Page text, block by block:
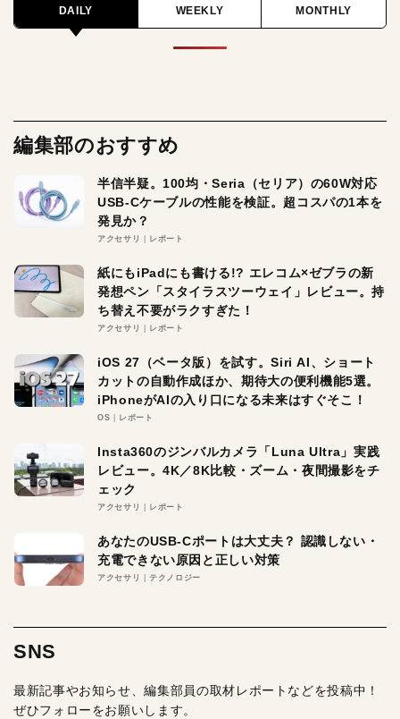
DAILY WEEKLY MONTHLY
編集部のおすすめ
半信半疑。100均・Seria（セリア）の60W対応
USB-Cケーブルの性能を検証。超コスパの1本を
発見か？
アクセサリ レポート
紙にもiPadにも書ける!? エレコム×ゼブラの新
発想ペン「スタイラスツーウェイ」レビュー。持
ち替え不要がラクすぎた！
アクセサリ レポート
iOS 27（ベータ版）を試す。Siri AI、ショート
カットの自動作成ほか、期待大の便利機能5選。
iPhoneがAIの入り口になる未来はすぐそこ！
OS レポート
Insta360のジンバルカメラ「Luna Ultra」実践
レビュー。4K／8K比較・ズーム・夜間撮影をチ
ェック
アクセサリ レポート
あなたのUSB-Cポートは大丈夫？ 認識しない・
充電できない原因と正しい対策
アクセサリ テクノロジー
SNS
最新記事やお知らせ、編集部員の取材レポートなどを投稿中！
ぜひフォローをお願いします。